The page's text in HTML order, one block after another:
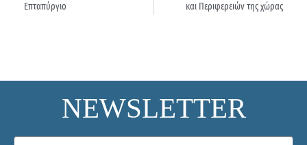
Επταπύργιο
και Περιφερειών της χώρας
NEWSLETTER